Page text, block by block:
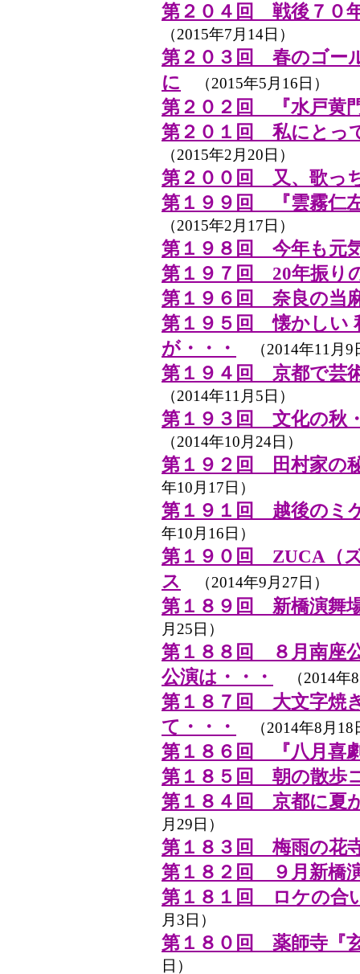
第２０４回 戦後７０
（2015年7月14日）
第２０３回 春のゴー
に （2015年5月16日）
第２０２回 『水戸黄
第２０１回 私にとっ
（2015年2月20日）
第２００回 又、歌っ
第１９９回 『雲霧仁
（2015年2月17日）
第１９８回 今年も元
第１９７回 20年振り
第１９６回 奈良の当
第１９５回 懐かしい
が・・・
（2014年11月9
第１９４回 京都で芸
（2014年11月5日）
第１９３回 文化の秋
（2014年10月24日）
第１９２回 田村家の
年10月17日）
第１９１回 越後のミ
年10月16日）
第１９０回 ZUCA（
ス
（2014年9月27日）
第１８９回 新橋演舞
月25日）
第１８８回 ８月南座
公演は・・・
（2014年
第１８７回 大文字焼
て・・・
（2014年8月18
第１８６回 『八月喜
第１８５回 朝の散歩
第１８４回 京都に夏
月29日）
第１８３回 梅雨の花
第１８２回 ９月新橋
第１８１回 ロケの合
月3日）
第１８０回 薬師寺『
日）